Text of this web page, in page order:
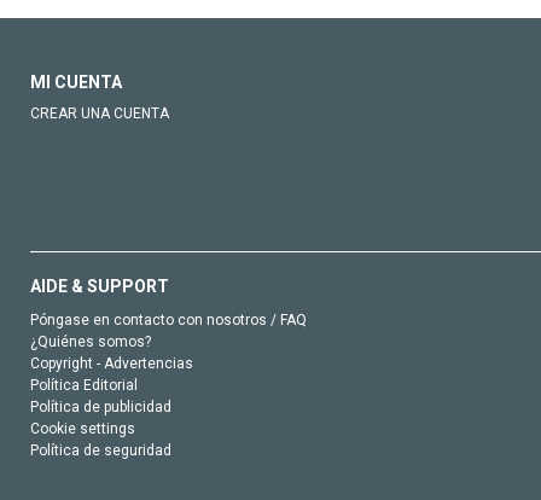
MI CUENTA
CREAR UNA CUENTA
AIDE & SUPPORT
Póngase en contacto con nosotros / FAQ
¿Quiénes somos?
Copyright - Advertencias
Política Editorial
Política de publicidad
Cookie settings
Política de seguridad